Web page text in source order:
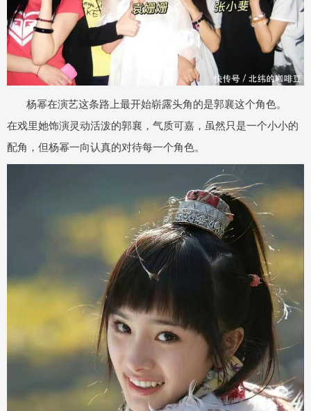
杨幂在演艺这条路上最开始崭露头角的是郭襄这个角色。
在戏里她饰演灵动活泼的郭襄，气质可嘉，虽然只是一个小小的
配角，但杨幂一向认真的对待每一个角色。